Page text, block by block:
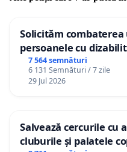
Solicităm
persoanele cu
7 564 semnături
6 131 Semnături / 7 zile
29 Jul 2026
Salvează cercurile cu
cluburile și palatele